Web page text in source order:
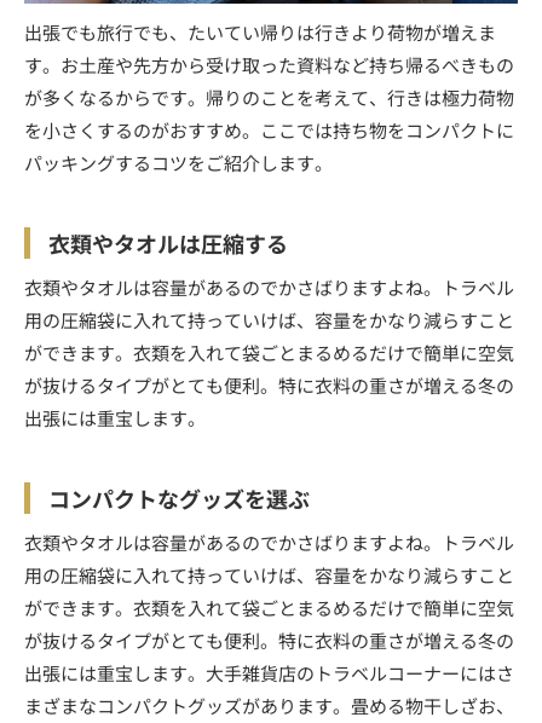
出張でも旅行でも、たいてい帰りは行きより荷物が増えま
す。お土産や先方から受け取った資料など持ち帰るべきもの
が多くなるからです。帰りのことを考えて、行きは極力荷物
を小さくするのがおすすめ。ここでは持ち物をコンパクトに
パッキングするコツをご紹介します。
衣類やタオルは圧縮する
衣類やタオルは容量があるのでかさばりますよね。トラベル
用の圧縮袋に入れて持っていけば、容量をかなり減らすこと
ができます。衣類を入れて袋ごとまるめるだけで簡単に空気
が抜けるタイプがとても便利。特に衣料の重さが増える冬の
出張には重宝します。
コンパクトなグッズを選ぶ
衣類やタオルは容量があるのでかさばりますよね。トラベル
用の圧縮袋に入れて持っていけば、容量をかなり減らすこと
ができます。衣類を入れて袋ごとまるめるだけで簡単に空気
が抜けるタイプがとても便利。特に衣料の重さが増える冬の
出張には重宝します。大手雑貨店のトラベルコーナーにはさ
まざまなコンパクトグッズがあります。畳める物干しざお、